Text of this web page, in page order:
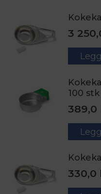
3
100 stk
389,0
330,0